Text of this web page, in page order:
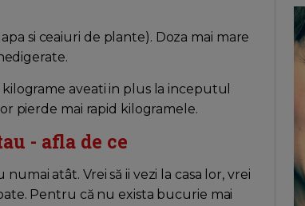
si ceaiuri de plante). Doza mai mare
aveati in plus la inceputul
pierde mai rapid kilogramele.
- afla de ce
atât. Vrei să ii vezi la casa lor, vrei
Pentru că nu exista bucurie mai